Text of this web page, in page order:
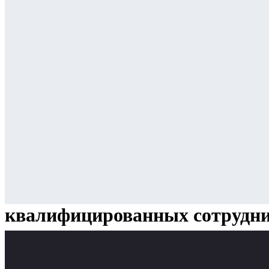
квалифицированных